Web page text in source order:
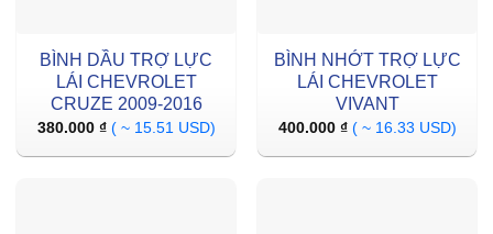
BÌNH DẦU TRỢ LỰC
LÁI CHEVROLET
CRUZE 2009-2016
380.000 ₫ ( ~ 15.51 USD)
BÌNH NHỚT TRỢ LỰC
LÁI CHEVROLET
VIVANT
400.000 ₫ ( ~ 16.33 USD)